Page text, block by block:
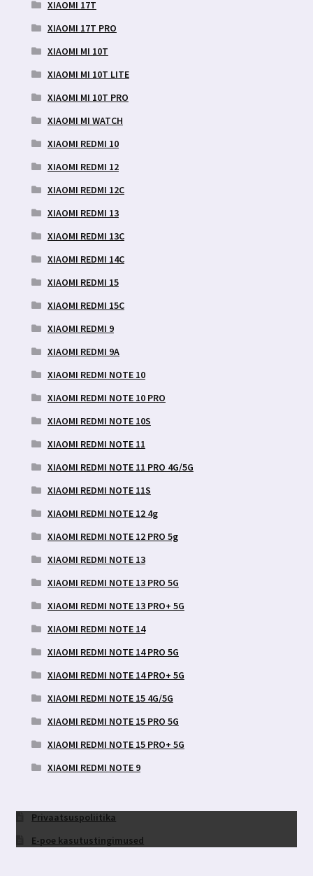
XIAOMI 17T
XIAOMI 17T PRO
XIAOMI MI 10T
XIAOMI MI 10T LITE
XIAOMI MI 10T PRO
XIAOMI MI WATCH
XIAOMI REDMI 10
XIAOMI REDMI 12
XIAOMI REDMI 12C
XIAOMI REDMI 13
XIAOMI REDMI 13C
XIAOMI REDMI 14C
XIAOMI REDMI 15
XIAOMI REDMI 15C
XIAOMI REDMI 9
XIAOMI REDMI 9A
XIAOMI REDMI NOTE 10
XIAOMI REDMI NOTE 10 PRO
XIAOMI REDMI NOTE 10S
XIAOMI REDMI NOTE 11
XIAOMI REDMI NOTE 11 PRO 4G/5G
XIAOMI REDMI NOTE 11S
XIAOMI REDMI NOTE 12 4g
XIAOMI REDMI NOTE 12 PRO 5g
XIAOMI REDMI NOTE 13
XIAOMI REDMI NOTE 13 PRO 5G
XIAOMI REDMI NOTE 13 PRO+ 5G
XIAOMI REDMI NOTE 14
XIAOMI REDMI NOTE 14 PRO 5G
XIAOMI REDMI NOTE 14 PRO+ 5G
XIAOMI REDMI NOTE 15 4G/5G
XIAOMI REDMI NOTE 15 PRO 5G
XIAOMI REDMI NOTE 15 PRO+ 5G
XIAOMI REDMI NOTE 9
Privaatsuspoliitika
E-poe kasutustingimused